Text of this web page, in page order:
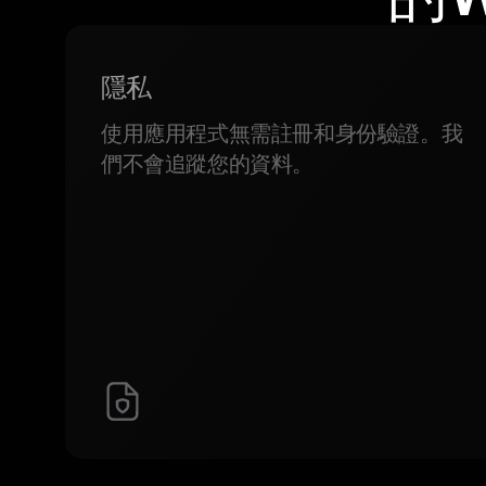
隱私
使用應用程式無需註冊和身份驗證。我
們不會追蹤您的資料。